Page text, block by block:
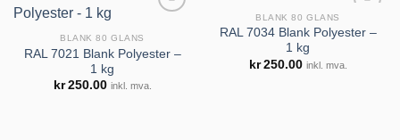
huskeliste
BLANK 80 GLANS
RAL 7021 Blank Polyester –
1 kg
kr 250.00 inkl. mva.
BLANK 80 GLANS
RAL 7034 Blank Polyester –
1 kg
kr 250.00 inkl. mva.